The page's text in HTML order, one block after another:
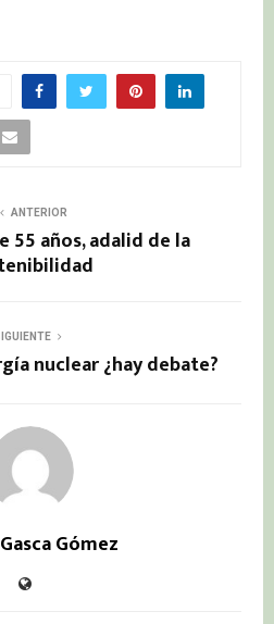
ANTERIOR
55 años, adalid de la
nuclear ¿hay debate?
Gómez